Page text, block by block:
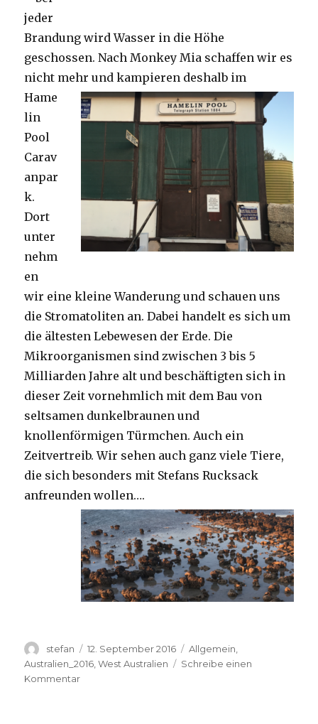
jeder
Brandung wird Wasser in die Höhe
geschossen. Nach Monkey Mia schaffen wir es
nicht mehr und kampieren deshalb im
Hame
lin
Pool
Carav
anpar
k.
Dort
unter
nehm
en
wir eine kleine Wanderung und schauen uns
die Stromatoliten an. Dabei handelt es sich um
die ältesten Lebewesen der Erde. Die
Mikroorganismen sind zwischen 3 bis 5
Milliarden Jahre alt und beschäftigten sich in
dieser Zeit vornehmlich mit dem Bau von
seltsamen dunkelbraunen und
knollenförmigen Türmchen. Auch ein
Zeitvertreib. Wir sehen auch ganz viele Tiere,
die sich besonders mit Stefans Rucksack
anfreunden wollen….
Autor
stefan
Veröffentlicht
am
12. September 2016 Kategorien
Allgemein
Australien_2016 ,West Australien
Schreibe einen
Kommentarzu